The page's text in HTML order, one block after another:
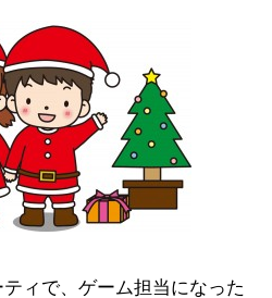
ィで、ゲーム担当になった